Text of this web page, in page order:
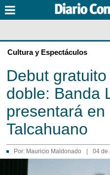
Cultura y Espectáculos
Debut
doble: Banda
presentará
Talcahuano
Por: Mauricio Maldonado 04 de